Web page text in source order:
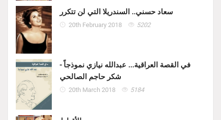
سعاد حسني.. السندريلا التي لن تتكرر
20th February 2018 5202
في القصة العراقية... عبدالله نيازي نموذجاً -
شكر حاجم الصالحي
20th March 2018 5184